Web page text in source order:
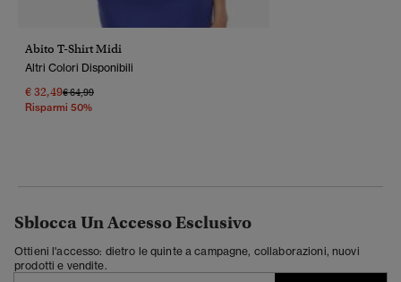
Abito T-Shirt Midi
Altri Colori Disponibili
€ 32,49Prezzo Ridotto Da
€ 64,99A
Risparmi 50%
Sblocca Un Accesso Esclusivo
Ottieni l'accesso: dietro le quinte a campagne, collaborazioni, nuovi
prodotti e vendite.